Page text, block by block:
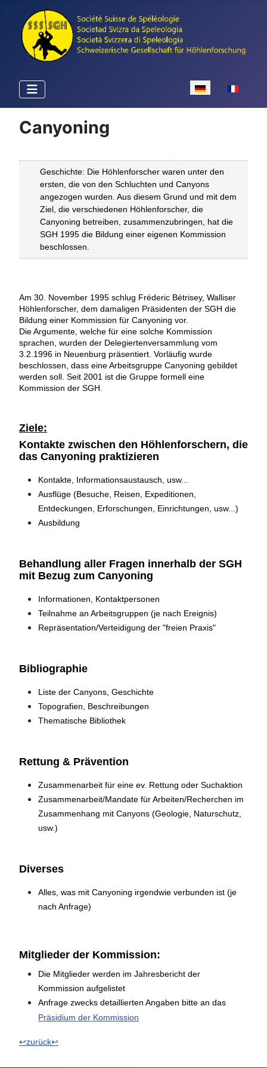
Sprache
Canyoning
Geschichte: Die Höhlenforscher waren unter den
ersten, die von den Schluchten und Canyons
angezogen wurden. Aus diesem Grund und mit dem
Ziel, die verschiedenen Höhlenforscher, die
Canyoning betreiben, zusammenzubringen, hat die
SGH 1995 die Bildung einer eigenen Kommission
beschlossen.
Am 30. November 1995 schlug Fréderic Bétrisey, Walliser
Höhlenforscher, dem damaligen Präsidenten der SGH die
Bildung einer Kommission für Canyoning vor.
Die Argumente, welche für eine solche Kommission
sprachen, wurden der Delegiertenversammlung vom
3.2.1996 in Neuenburg präsentiert. Vorläufig wurde
beschlossen, dass eine Arbeitsgruppe Canyoning gebildet
werden soll. Seit 2001 ist die Gruppe formell eine
Kommission der SGH.
Ziele:
Kontakte zwischen den Höhlenforschern, die
das Canyoning praktizieren
Kontakte, Informationsaustausch, usw...
Ausflüge (Besuche, Reisen, Expeditionen,
Entdeckungen, Erforschungen, Einrichtungen, usw...)
Ausbildung
Behandlung aller Fragen innerhalb der SGH
mit Bezug zum Canyoning
Informationen, Kontaktpersonen
Teilnahme an Arbeitsgruppen (je nach Ereignis)
Repräsentation/Verteidigung der "freien Praxis"
Bibliographie
Liste der Canyons, Geschichte
Topografien, Beschreibungen
Thematische Bibliothek
Rettung & Prävention
Zusammenarbeit für eine ev. Rettung oder Suchaktion
Zusammenarbeit/Mandate für Arbeiten/Recherchen im
Zusammenhang mit Canyons (Geologie, Naturschutz,
usw.)
Diverses
Alles, was mit Canyoning irgendwie verbunden ist (je
nach Anfrage)
Mitglieder der Kommission:
Die Mitglieder werden im Jahresbericht der
Kommission aufgelistet
Anfrage zwecks detaillierten Angaben bitte an das
Präsidium der Kommission
↩zurück↩